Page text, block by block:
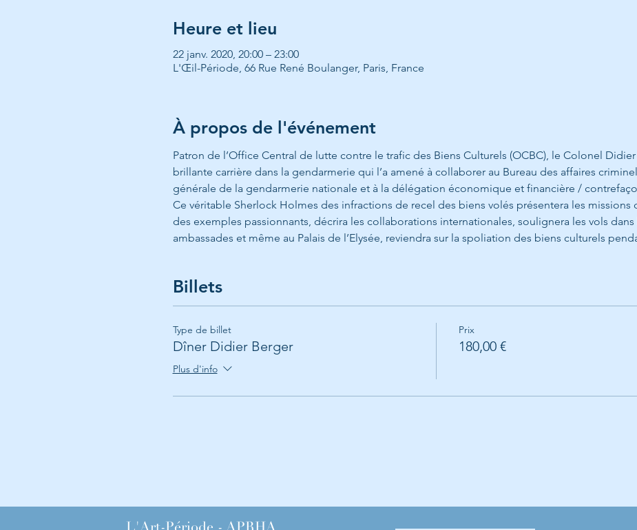
Heure et lieu
22 janv. 2020, 20:00 – 23:00
L'Œil-Période, 66 Rue René Boulanger, Paris, France
À propos de l'événement
Patron de l’Office Central de lutte contre le trafic des Biens Culturels (OCBC), le Colonel
brillante carrière dans la gendarmerie qui l’a amené à collaborer au Bureau des affaires
générale de la gendarmerie nationale et à la délégation économique et financière /
Ce véritable Sherlock Holmes des infractions de recel des biens volés présentera les missions
des exemples passionnants, décrira les collaborations internationales, soulignera les vols dans
ambassades et même au Palais de l’Elysée, reviendra sur la spoliation des biens culturels
Billets
Type de billet
Dîner Didier Berger
Plus d'info
Prix
180,00 €